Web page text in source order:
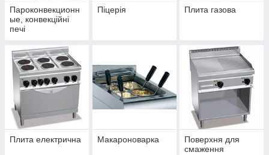
Пароконвекционн
ые, конвекційні
печі
Піцерія Плита газова
Плита електрична Макароноварка
Поверхня для
смаження